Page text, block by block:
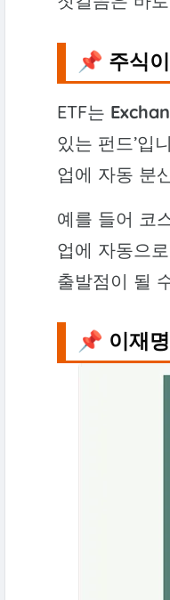
📌 주식
ETF는
있는 펀드’입
업에 자동 분
예를 들어 코
업에 자동으
출발점이 될
📌 이재